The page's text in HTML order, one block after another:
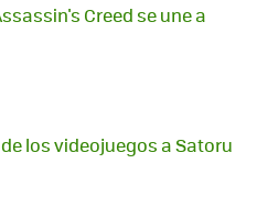
Creed se une a
los videojuegos a Satoru